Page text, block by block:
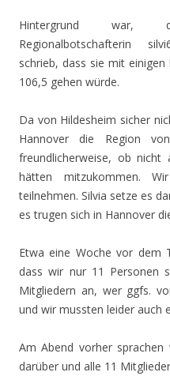
Hintergrund war,
Regionalbotschafterin
schrieb, dass sie mit
106,5 gehen würde.
Da von Hildesheim sicher
Hannover die Region
freundlicherweise, ob nicht
hätten mitzukommen.
teilnehmen. Silvia setze es
es trugen sich in Hannover
Etwa eine Woche vor dem
dass wir nur 11 Personen
Mitgliedern an, wer ggfs.
und wir mussten leider auch
Am Abend vorher
darüber und alle 11